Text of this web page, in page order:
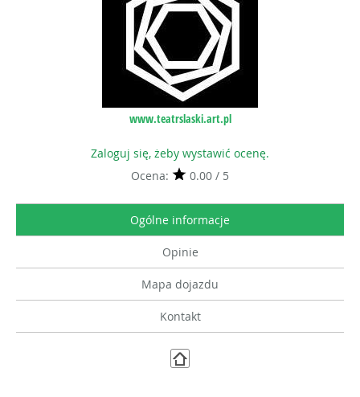
www.teatrslaski.art.pl
Zaloguj się, żeby wystawić ocenę.
Ocena:
0.00 / 5
Ogólne informacje
Opinie
Mapa dojazdu
Kontakt